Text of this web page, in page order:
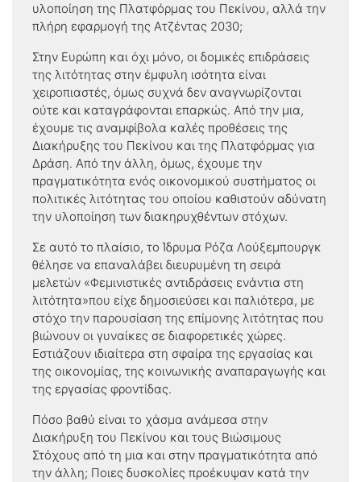
υλοποίηση της Πλατφόρμας του Πεκίνου, αλλά την
πλήρη εφαρμογή της Ατζέντας 2030;
Στην Ευρώπη και όχι μόνο, οι δομικές επιδράσεις
της λιτότητας στην έμφυλη ισότητα είναι
χειροπιαστές, όμως συχνά δεν αναγνωρίζονται
ούτε και καταγράφονται επαρκώς. Από την μια,
έχουμε τις αναμφίβολα καλές προθέσεις της
Διακήρυξης του Πεκίνου και της Πλατφόρμας για
Δράση. Από την άλλη, όμως, έχουμε την
πραγματικότητα ενός οικονομικού συστήματος οι
πολιτικές λιτότητας του οποίου καθιστούν αδύνατη
την υλοποίηση των διακηρυχθέντων στόχων.
Σε αυτό το πλαίσιο, το Ίδρυμα Ρόζα Λούξεμπουργκ
θέλησε να επαναλάβει διευρυμένη τη σειρά
μελετών «Φεμινιστικές αντιδράσεις ενάντια στη
λιτότητα»που είχε δημοσιεύσει και παλιότερα, με
στόχο την παρουσίαση της επίμονης λιτότητας που
βιώνουν οι γυναίκες σε διαφορετικές χώρες.
Εστιάζουν ιδιαίτερα στη σφαίρα της εργασίας και
της οικονομίας, της κοινωνικής αναπαραγωγής και
της εργασίας φροντίδας.
Πόσο βαθύ είναι το χάσμα ανάμεσα στην
Διακήρυξη του Πεκίνου και τους Βιώσιμους
Στόχους από τη μια και στην πραγματικότητα από
την άλλη; Ποιες δυσκολίες προέκυψαν κατά την